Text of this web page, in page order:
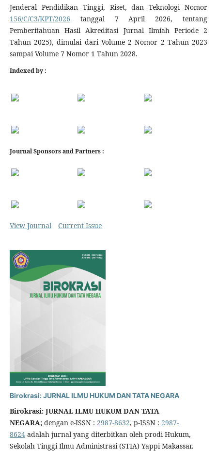
Jenderal Pendidikan Tinggi, Riset, dan Teknologi Nomor
156/C/C3/KPT/2026 tanggal 7 April 2026, tentang
Pemberitahuan Hasil Akreditasi Jurnal Ilmiah Periode 2
Tahun 2025), dimulai dari Volume 2 Nomor 2 Tahun 2023
sampai Volume 7 Nomor 1 Tahun 2028.
Indexed by :
Journal Sponsors and Partners :
View Journal Current Issue
Birokrasi: JURNAL ILMU HUKUM DAN TATA NEGARA
Birokrasi: JURNAL ILMU HUKUM DAN TATA
NEGARA; dengan e-ISSN : 2987-8632, p-ISSN : 2987-
8624adalah jurnal yang diterbitkan oleh prodi Hukum,
Sekolah Tinggi Ilmu Administrasi (STIA) Yappi Makassar.